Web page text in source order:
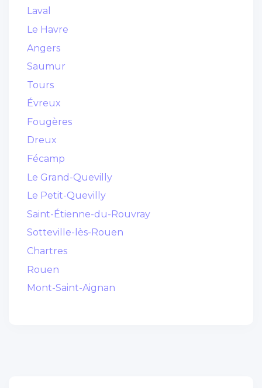
Laval
Le Havre
Angers
Saumur
Tours
Évreux
Fougères
Dreux
Fécamp
Le Grand-Quevilly
Le Petit-Quevilly
Saint-Étienne-du-Rouvray
Sotteville-lès-Rouen
Chartres
Rouen
Mont-Saint-Aignan